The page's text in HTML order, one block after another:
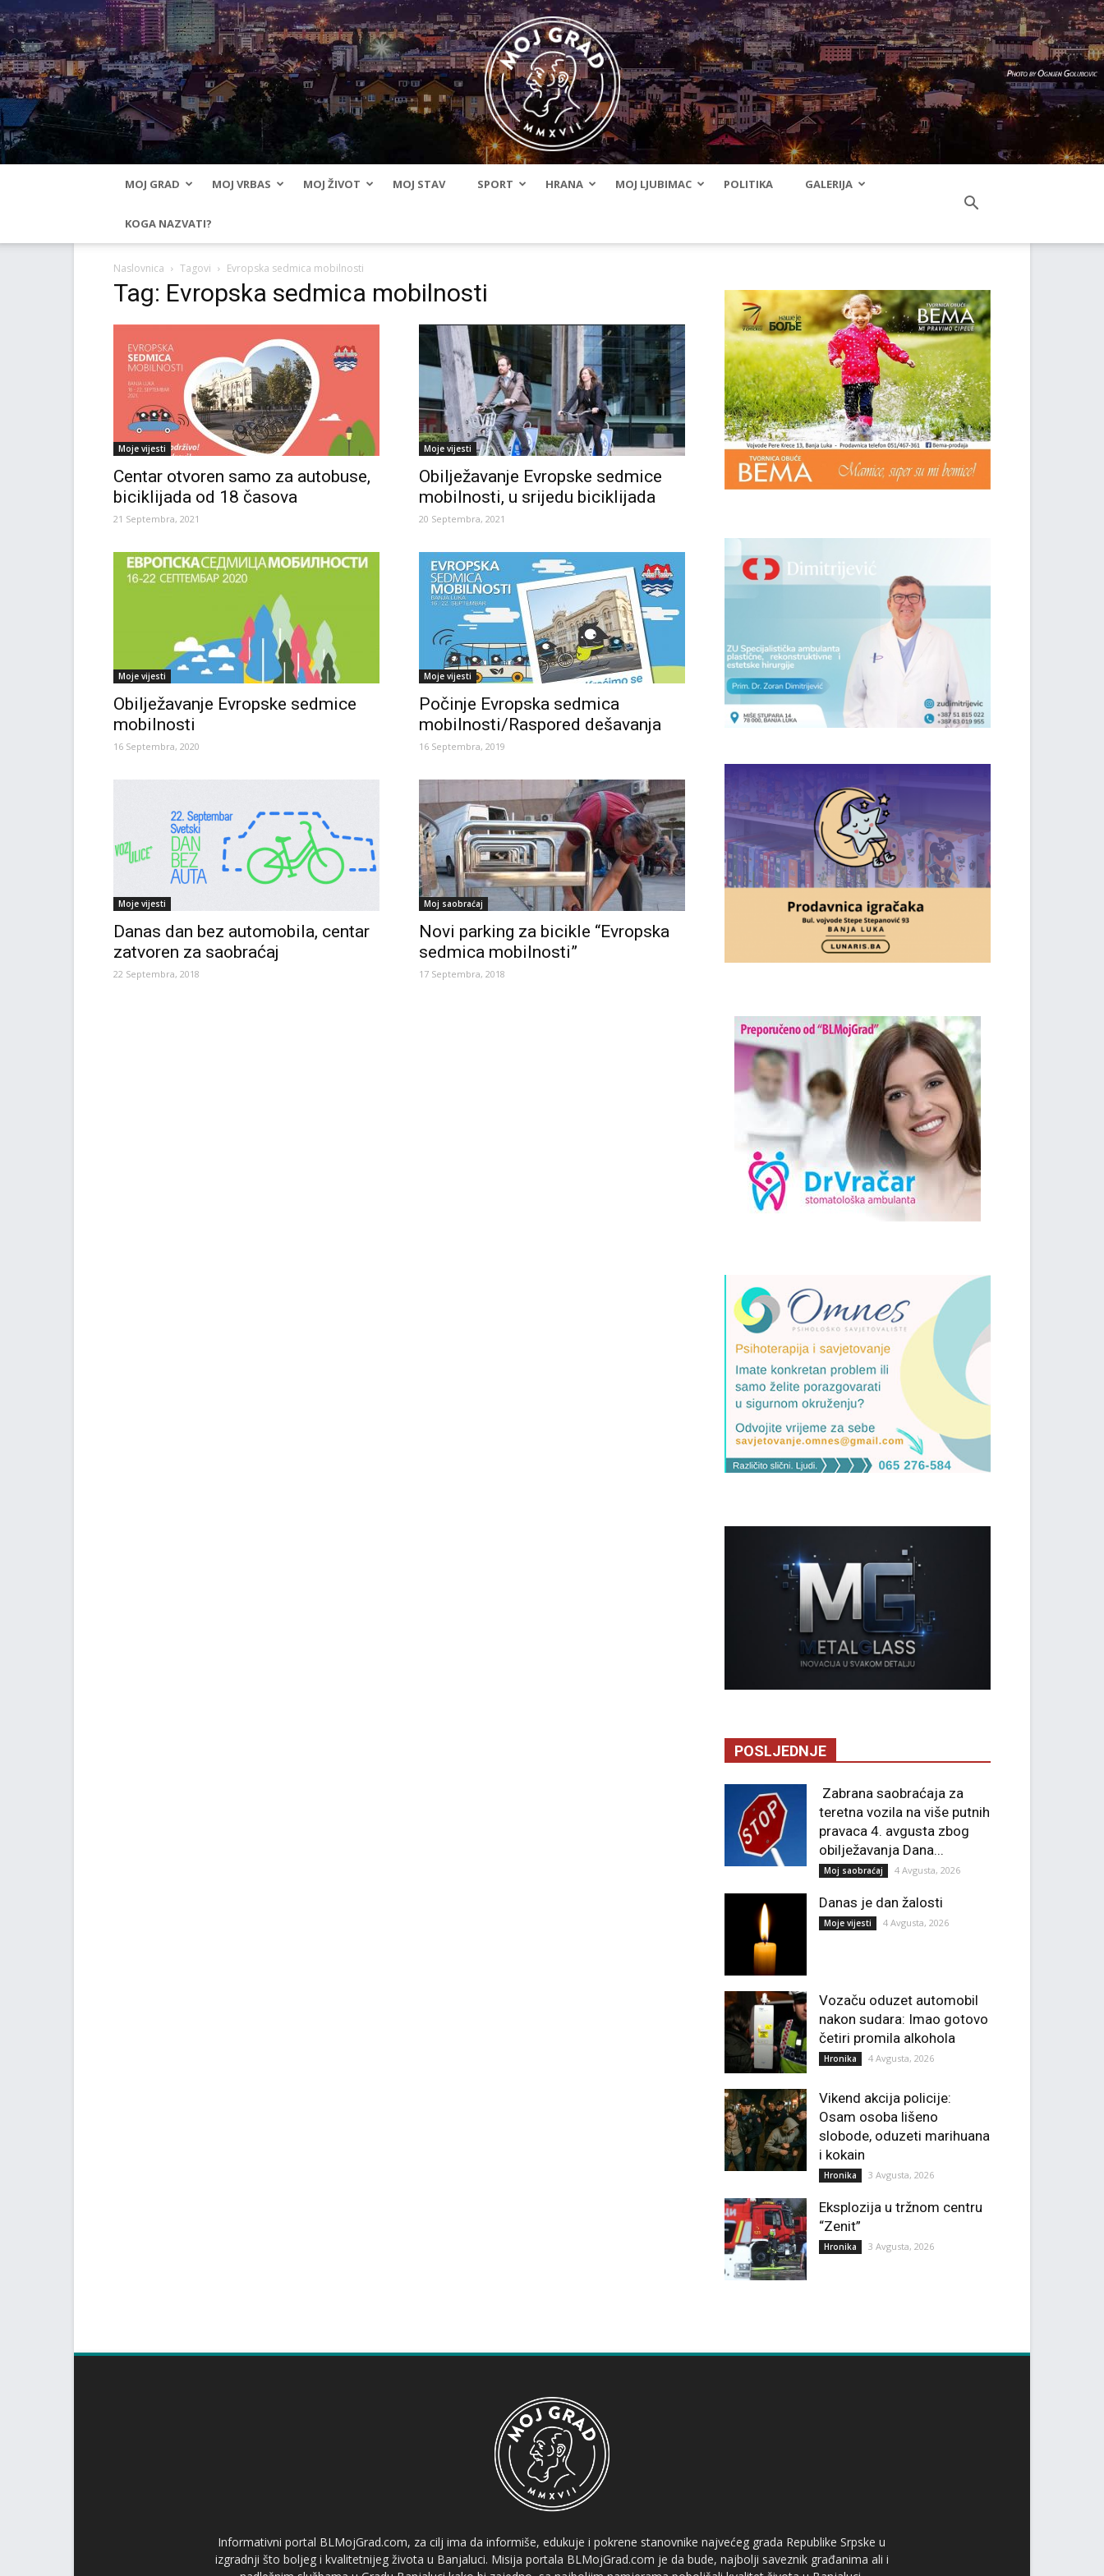
MOJ GRAD MOJ VRBAS MOJ ŽIVOT MOJ STAV SPORT HRANA MOJ LJUBIMAC POLITIKA GALERIJA
KOGA NAZVATI?
Naslovnica Tagovi Evropska sedmica mobilnosti
Tag: Evropska sedmica mobilnosti
Moje vijesti
Centar otvoren samo za autobuse,
biciklijada od 18 časova
21 Septembra, 2021
Moje vijesti
Obilježavanje Evropske sedmice
mobilnosti, u srijedu biciklijada
20 Septembra, 2021
Moje vijesti
Obilježavanje Evropske sedmice
mobilnosti
16 Septembra, 2020
Moje vijesti
Počinje Evropska sedmica
mobilnosti/Raspored dešavanja
16 Septembra, 2019
Moje vijesti
Danas dan bez automobila, centar
zatvoren za saobraćaj
22 Septembra, 2018
Moj saobraćaj
Novi parking za bicikle “Evropska
sedmica mobilnosti”
17 Septembra, 2018
POSLJEDNJE
Zabrana saobraćaja za
teretna vozila na više putnih
pravaca 4. avgusta zbog
obilježavanja Dana...
Moj saobraćaj 4 Avgusta, 2026
Danas je dan žalosti
Moje vijesti 4 Avgusta, 2026
Vozaču oduzet automobil
nakon sudara: Imao gotovo
četiri promila alkohola
Hronika 4 Avgusta, 2026
Vikend akcija policije:
Osam osoba lišeno
slobode, oduzeti marihuana
i kokain
Hronika 3 Avgusta, 2026
Eksplozija u tržnom centru
“Zenit”
Hronika 3 Avgusta, 2026
Informativni portal BLMojGrad.com, za cilj ima da informiše, edukuje i pokrene stanovnike najvećeg grada Republike Srpske u
izgradnji što boljeg i kvalitetnijeg života u Banjaluci. Misija portala BLMojGrad.com je da bude, najbolji saveznik građanima ali i